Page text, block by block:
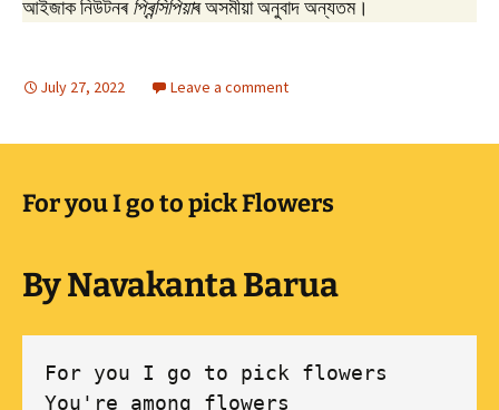
আইজাক নিউটনৰপ্ৰিন্সিপিয়াৰ অসমীয়া অনুবাদ অন্যতম।
July 27, 2022 Leave a comment
For you I go to pick Flowers
By Navakanta Barua
For you I go to pick flowers
You're among flowers